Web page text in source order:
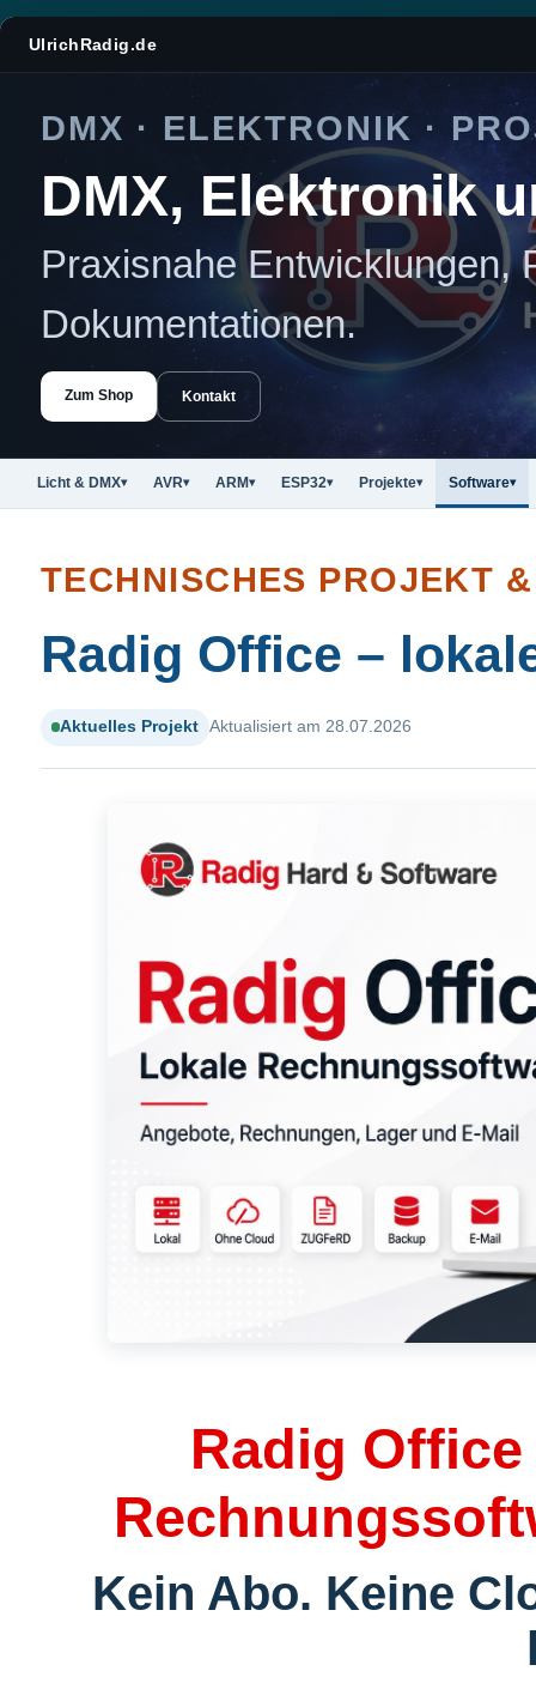
UlrichRadig.de
DMX · ELEKTRONIK ·
DMX, Elektronik
Praxisnahe Entwicklungen,
Dokumentationen.
Zum Shop Kontakt
Licht & DMX▾ AVR▾ ARM▾ ESP32▾ Projekte▾ Software▾
TECHNISCHES PROJEKT
Radig Office –
Aktuelles Projekt Aktualisiert am 28.07.2026
Radig
Kein Abo. Keine